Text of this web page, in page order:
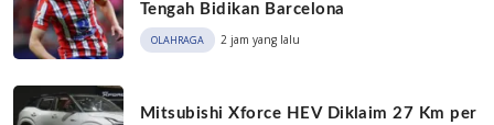
Tengah Bidikan Barcelona
OLAHRAGA 2 jam yang lalu
Mitsubishi Xforce HEV Diklaim 27 Km per